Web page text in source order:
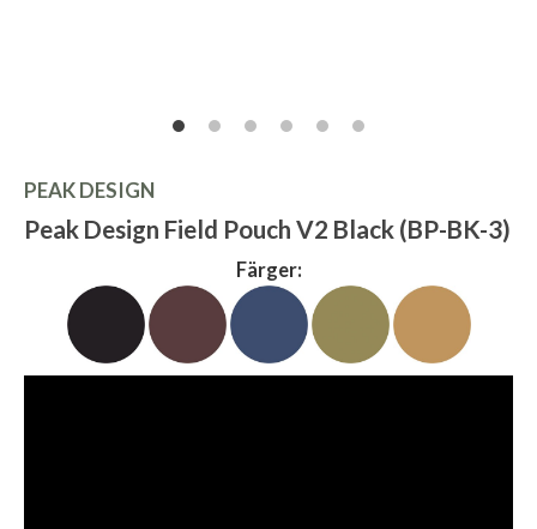
PEAK DESIGN
Peak Design Field Pouch V2 Black (BP-BK-3)
Färger: